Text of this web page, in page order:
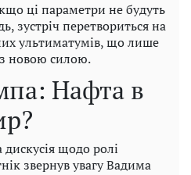
ці параметри не будуть
зустріч перетвориться на
ультиматумів, що лише
новою силою.
Нафта в
щодо ролі
звернув увагу Вадима